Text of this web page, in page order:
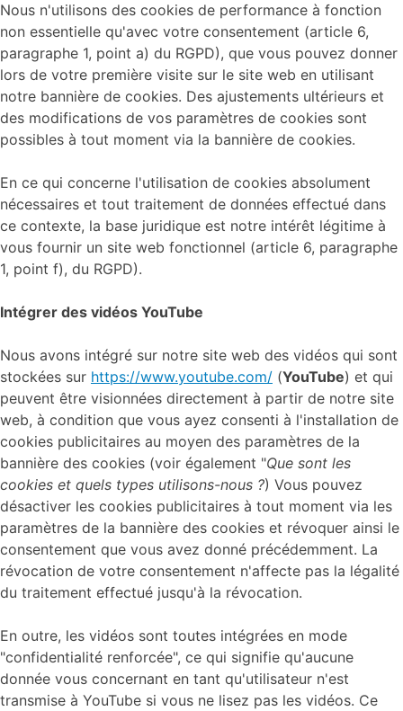
Nous n'utilisons des cookies de performance à fonction
non essentielle qu'avec votre consentement (article 6,
paragraphe 1, point a) du RGPD), que vous pouvez donner
lors de votre première visite sur le site web en utilisant
notre bannière de cookies. Des ajustements ultérieurs et
des modifications de vos paramètres de cookies sont
possibles à tout moment via la bannière de cookies.
En ce qui concerne l'utilisation de cookies absolument
nécessaires et tout traitement de données effectué dans
ce contexte, la base juridique est notre intérêt légitime à
vous fournir un site web fonctionnel (article 6, paragraphe
1, point f), du RGPD).
Intégrer des vidéos YouTube
Nous avons intégré sur notre site web des vidéos qui sont
stockées sur https://www.youtube.com/ (YouTube) et qui
peuvent être visionnées directement à partir de notre site
web, à condition que vous ayez consenti à l'installation de
cookies publicitaires au moyen des paramètres de la
bannière des cookies (voir également "Que sont les
cookies et quels types utilisons-nous ?) Vous pouvez
désactiver les cookies publicitaires à tout moment via les
paramètres de la bannière des cookies et révoquer ainsi le
consentement que vous avez donné précédemment. La
révocation de votre consentement n'affecte pas la légalité
du traitement effectué jusqu'à la révocation.
En outre, les vidéos sont toutes intégrées en mode
"confidentialité renforcée", ce qui signifie qu'aucune
donnée vous concernant en tant qu'utilisateur n'est
transmise à YouTube si vous ne lisez pas les vidéos. Ce